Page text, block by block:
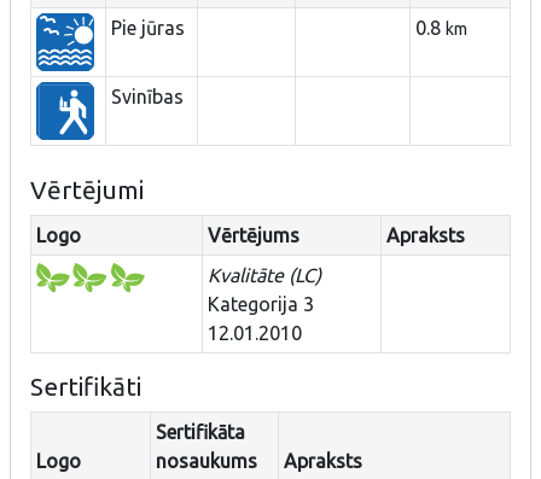
Pie jūras
0.8 km
Svinības
Vērtējumi
Logo Vērtējums
Apraksts
Kvalitāte (LC)
Kategorija 3
12.01.2010
Sertifikāti
Logo
Sertifikāta
nosaukums
Apraksts